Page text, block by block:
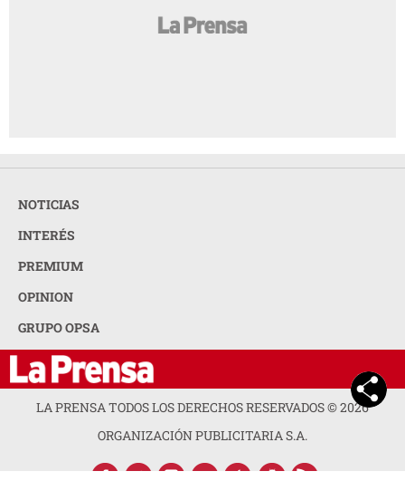
NOTICIAS
INTERÉS
PREMIUM
OPINION
GRUPO OPSA
LA PRENSA TODOS LOS DERECHOS RESERVADOS ©2026
ORGANIZACIÓN PUBLICITARIA S.A.